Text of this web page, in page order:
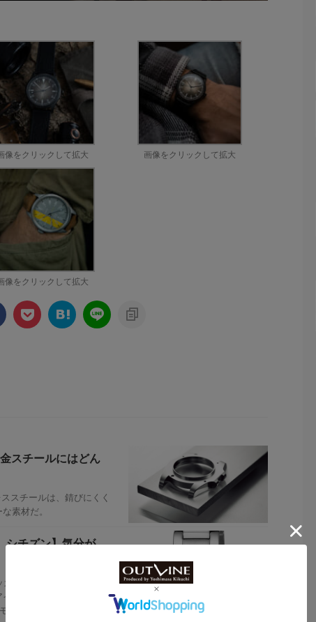
像をクリックして拡大 画像をクリックして拡大
像をクリックして拡大
スチールにはどん
スチールは、錆びにくく
素材だ。
シチズン】気分が
）”から、メイクをしてい
テムからインスピレーシ
デルがラインナップして